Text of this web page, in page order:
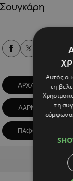
Σουγκάρη
ΑΡΧΑΙΟ ΔΡΑΜΑ
ΛΑΡΝΑΚΑ
ΠΑΦΟΣ ΛΕΥΚΩΣΙΑ
Αυτός ο
τη
τη
σύμφωνα